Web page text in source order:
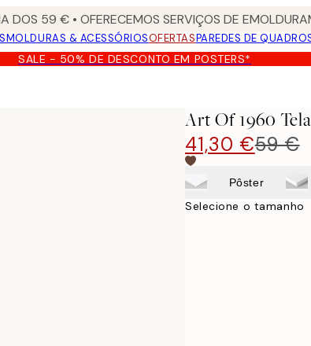
DOS 59 € • OFERECEMOS SERVIÇOS DE
MOLDURAS & ACESSÓRIOSOFERTASPAREDES DE
SALE - 50% DE DESCONTO EM POSTERS*
Art Of 1960 Tela
41,30 €59 €
Pôster
Selecione o tamanho